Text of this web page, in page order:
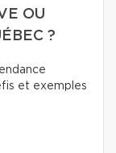
OU
?
et exemples